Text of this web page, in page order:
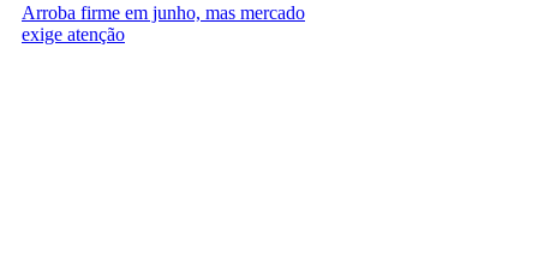
Arroba firme em junho, mas mercado
exige atenção